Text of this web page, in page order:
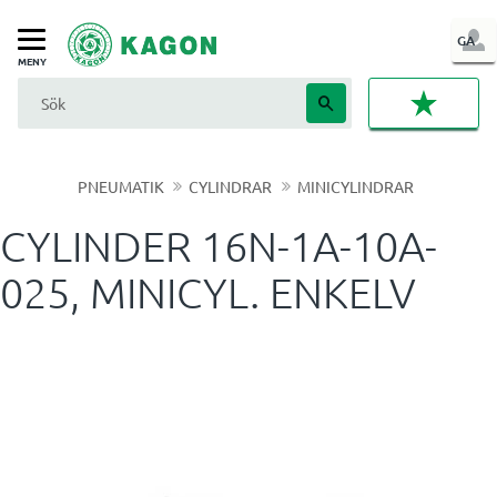
Meny
GA
IN
PNEUMATIK CYLINDRAR MINICYLINDRAR
CYLINDER 16N-1A-10A-
025, MINICYL. ENKELV